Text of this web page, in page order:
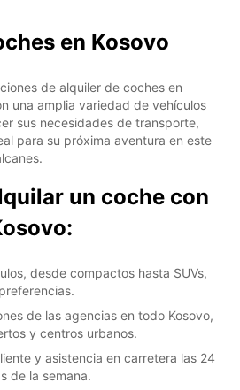
en Kosovo
de alquiler de coches en
una amplia variedad de vehículos
sus necesidades de transporte,
para su próxima aventura en este
un coche con
desde compactos hasta SUVs,
de las agencias en todo Kosovo,
y centros urbanos.
y asistencia en carretera las 24
de la semana.